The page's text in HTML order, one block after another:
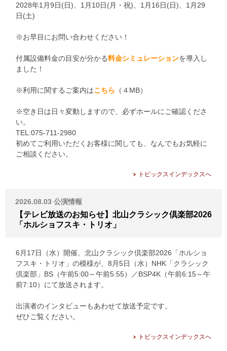
2028年1月9日(日)、1月10日(月・祝)、1月16日(日)、1月29
日(土)
※お早目にお問い合わせください！
付属設備料金の目安が分かる料金シミュレーションを導入し
ました！
※利用に関するご案内はこちら （４MB）
※空き日は日々変動しますので、必ずホールにご確認くださ
い。
TEL:075-711-2980
初めてご利用いただくお客様に関しても、なんでもお気軽に
ご相談ください。
トピックスインデックスへ
2026.08.03 公演情報
【テレビ放送のお知らせ】北山クラシック倶楽部2026
「ホルショフスキ・トリオ」
6月17日（水）開催、北山クラシック倶楽部2026「ホルショ
フスキ・トリオ」の模様が、8月5日（水）NHK「クラシック
倶楽部」BS（午前5:00～午前5:55）／BSP4K（午前6:15～午
前7:10）にて放送されます。
出演者のインタビューもあわせて放送予定です。
ぜひご覧ください。
トピックスインデックスへ